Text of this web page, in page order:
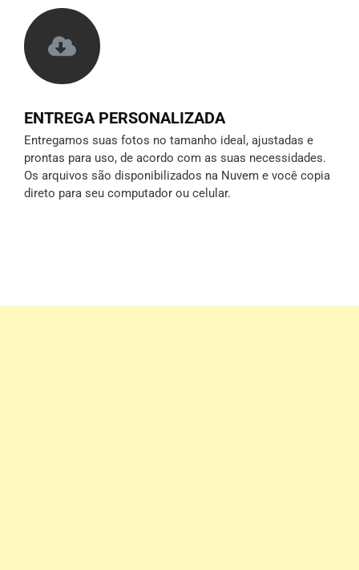
ENTREGA PERSONALIZADA
Entregamos suas fotos no tamanho ideal, ajustadas e
prontas para uso, de acordo com as suas necessidades.
Os arquivos são disponibilizados na Nuvem e você copia
direto para seu computador ou celular.